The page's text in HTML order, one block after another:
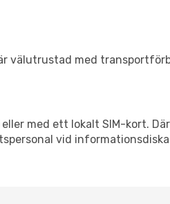
välutrustad med
med ett lokalt SIM-kort.
vid